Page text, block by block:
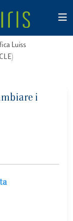
Luiss
i